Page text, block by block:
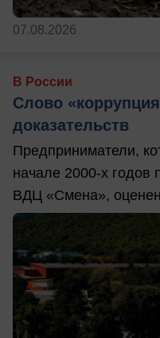
07.08.2026
В России
Слово
доказательств
Предприниматели,
начале 2000-х годов
ВДЦ «Смена»,